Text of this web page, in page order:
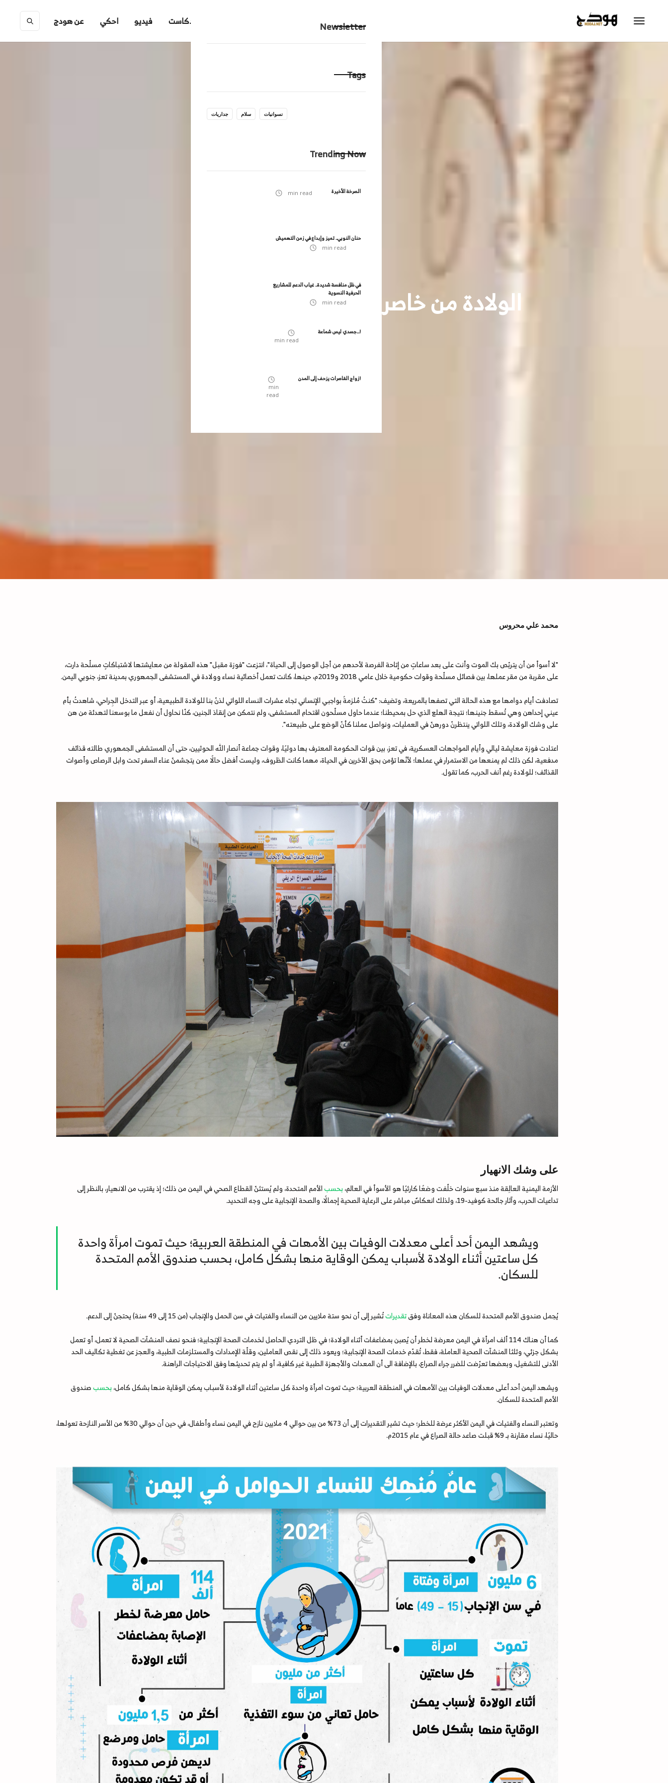
عن هودج احكي فيديو بودكاست Newsletter
Tags
جداريات سلام نسوانيات
Trending Now
الصرخة الأخيرة min read
حنان النوبي.. تميز وإبداع في زمن التهميش
min read
في ظل منافسة شديدة.. غياب الدعم للمشاريع
الحرفية النسوية
min read
جسدي ليس شماعة...!
min read
زواج القاصرات يزحف إلى المدن!
min
read
الولادة من خاصرة الحرب في اليمن
محمد علي محروس
"لا أسوأ من أن يتربّص بك الموت وأنت على بعد ساعاتٍ من إتاحة الفرصة لأحدهم من أجل الوصول إلى الحياة"، انتزعت "فوزة مقبل" هذه المقولة من معايشتها لاشتباكاتٍ مسلّحة دارت،
على مقربة من مقر عملها، بين فصائل مسلّحة وقوات حكومية خلال عامي 2018 و2019م، حينها، كانت تعمل أخصائية نساء وولادة في المستشفى الجمهوري بمدينة تعز، جنوبي اليمن.
تصادفت أيام دوامها مع هذه الحالة التي تصفها بالمريعة، وتضيف: "كنتُ مُلزمةً بواجبي الإنساني تجاه عشرات النساء اللواتي لذنّ بنا للولادة الطبيعية، أو عبر التدخل الجِراحي، شاهدتُ بأم
عيني إحداهن وهي تُسقط جنينها؛ نتيجة الهلع الذي حل بمحيطنا؛ عندما حاول مسلّحون اقتحام المستشفى، ولم نتمكن من إنقاذ الجنين، كنّا نحاول أن نفعل ما بوسعنا لتهدئة من هن
على وشك الولادة، وتلك اللواتي ينتظرنّ دورهنّ في العمليات، ونواصل عملنا كأنّ الوضع على طبيعته".
اعتادت فوزة معايشة ليالي وأيام المواجهات العسكرية، في تعز، بين قوات الحكومة المعترف بها دوليًا، وقوات جماعة أنصار الله الحوثيين، حتى أن المستشفى الجمهوري طالته قذائف
مدفعية، لكن ذلك لم يمنعها من الاستمرار في عملها؛ لأنّها تؤمن بحق الآخرين في الحياة، مهما كانت الظروف، وليست أفضل حالًا ممن يتجشمنّ عناء السفر تحت وابل الرصاص وأصوات
القذائف؛ للولادة رغم أنف الحرب، كما تقول.
على وشك الانهيار
الأزمة اليمنية العالِقة منذ سبع سنوات خلّفت وضعًا كارثيًا هو الأسوأ في العالم، بحسبالأمم المتحدة، ولم يُستثنّ القطاع الصحي في اليمن من ذلك؛ إذ يقترب من الانهيار، بالنظر إلى
تداعيات الحرب، وآثار جائحة كوفيد-19، ولذلك انعكاسٌ مباشر على الرعاية الصحية إجمالًا، والصحة الإنجابية على وجه التحديد.
ويشهد اليمن أحد أعلى معدلات الوفيات بين الأمهات في المنطقة العربية؛ حيث تموت امرأة واحدة
كل ساعتين أثناء الولادة لأسباب يمكن الوقاية منها بشكل كامل، بحسب صندوق الأمم المتحدة
للسكان.
يُجمل صندوق الأمم المتحدة للسكان هذه المعاناة وفقتقديراتتُشير إلى أن نحو ستة ملايين من النساء والفتيات في سن الحمل والإنجاب (من 15 إلى 49 سنة) يحتجنّ إلى الدعم.
كما أن هناك 114 ألف امرأة في اليمن معرضة لخطر أن يُصبن بمضاعفات أثناء الولادة؛ في ظل التردي الحاصل لخدمات الصحة الإنجابية؛ فنحو نصف المنشآت الصحية لا تعمل، أو تعمل
بشكل جزئي، وثلثا المنشآت الصحية العاملة، فقط، تُقدّم خدمات الصحة الإنجابية؛ ويعود ذلك إلى نقص العاملين، وقلّة الإمدادات والمستلزمات الطبية، والعجز عن تغطية تكاليف الحد
الأدنى للتشغيل، وبعضها تعرّضت للضرر جراء الصراع، بالإضافة الى أن المعدات والأجهزة الطبية غير كافية، أو لم يتم تحديثها وفق الاحتياجات الراهنة.
ويشهد اليمن أحد أعلى معدلات الوفيات بين الأمهات في المنطقة العربية؛ حيث تموت امرأة واحدة كل ساعتين أثناء الولادة لأسباب يمكن الوقاية منها بشكل كامل، بحسبصندوق
الأمم المتحدة للسكان.
وتعتبر النساء والفتيات في اليمن الأكثر عرضة للخطر؛ حيث تشير التقديرات إلى أن 73% من بين حوالي 4 ملايين نازح في اليمن نساء وأطفال، في حين أن حوالي 30% من الأسر النازحة تعولها،
حاليًا، نساء مقارنة بـ 9% قبلت صاعد حالة الصراع في عام 2015م.